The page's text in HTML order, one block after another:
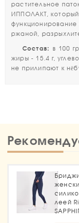
растительное
ИППОЛАКТ,
ржаной,
Состав: в 100
жиры - 15.4 г,
не прилипают к
леей